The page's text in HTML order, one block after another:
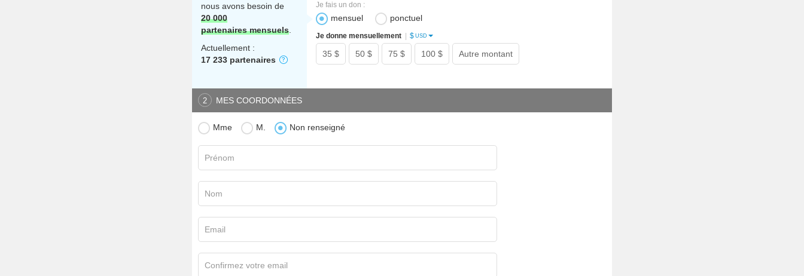
nous avons besoin de
20 000
partenaires mensuels.
Actuellement :
17 233 partenaires
mensuel ponctuel
Je fais un don :
35 $ 50 $ 75 $ 100 $ Autre montant
Je donne mensuellement $ USD
2 MES COORDONNÉES
Mme M. Non renseigné
Prénom
Nom
Email
Confirmez votre email